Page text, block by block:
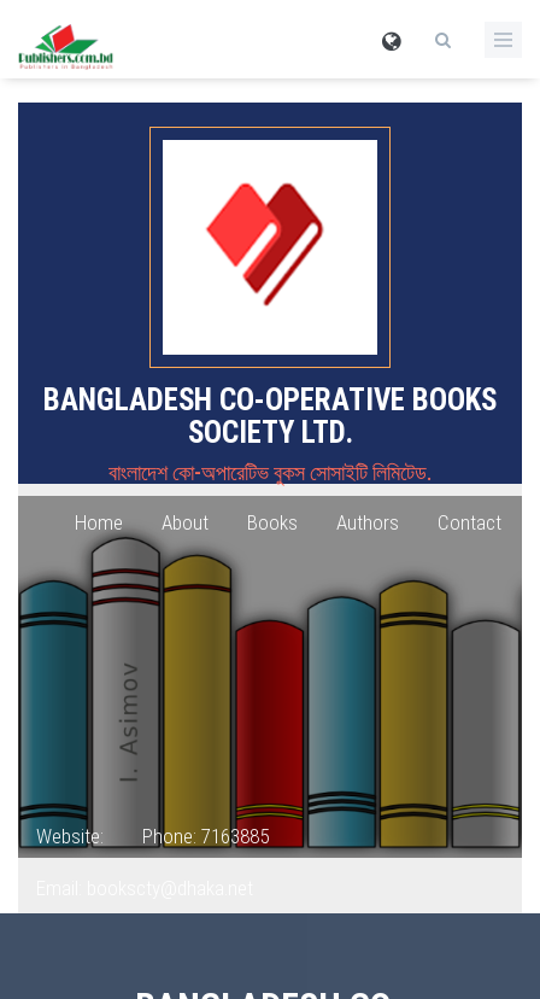
BANGLADESH CO-OPERATIVE BOOKS
SOCIETY LTD.
বাংলাদেশ কো-অপারেটিভ বুকস সোসাইটি লিমিটেড.
Home About Books Authors Contact
Website: Phone: 7163885